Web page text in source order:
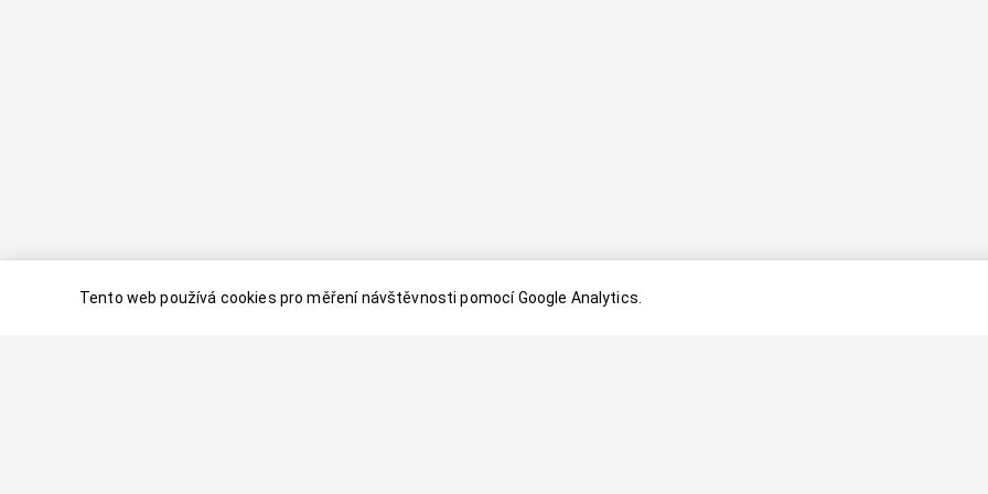
Tento web používá cookies pro měření návštěvnosti pomocí Google Analytics.